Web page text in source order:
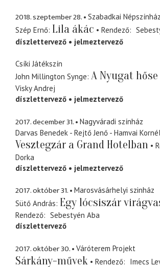
2018. szeptember 28.
Szabadkai Népszínház
Szép Ernő Lila ákác Rendező
díszlettervező
jelmeztervező
Csíki Játékszín
John Millington Synge A Nyugat hőse
Visky Andrej
díszlettervező
jelmeztervező
2017. december 31.
Nagyváradi színház
Darvas Benedek - Rejtő Jenő - Hamvai
Vesztegzár a Grand Hotelban
Dorka
díszlettervező
jelmeztervező
2017. október 31.
Marosvásárhelyi szinház
Sütő András Egy lócsiszár
Rendező
Sebestyén Aba
díszlettervező
2017. október 30. Váróterem Projekt
Sárkány-művek Rendező Imecs